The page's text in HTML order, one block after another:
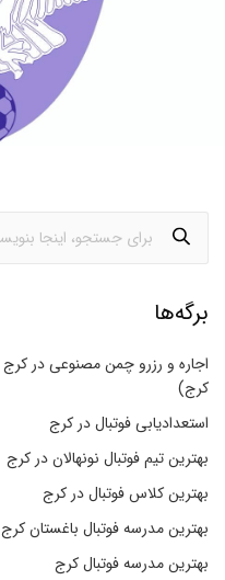
برگه‌ها
اجاره و رزرو چمن مصنوعی در
کرج)
استعدادیابی فوتبال در کرج
بهترین تیم فوتبال نونهالان در کرج
بهترین کلاس فوتبال در کرج
بهترین مدرسه فوتبال باغستان کرج
بهترین مدرسه فوتبال کرج